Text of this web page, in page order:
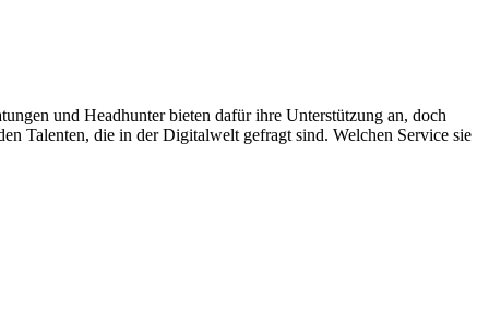
und Headhunter bieten dafür ihre Unterstützung an, doch
Talenten, die in der Digitalwelt gefragt sind. Welchen Service sie